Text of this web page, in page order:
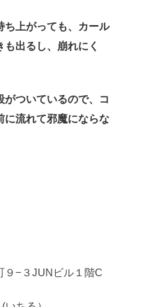
ち上がっても、カール
出るし、崩れにく
がついているので、コ
に流れて邪魔にならな
９−３JUNビル１階C